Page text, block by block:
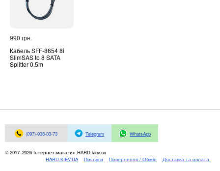
990 грн.
Кабель SFF-8654 8i
SlimSAS to 8 SATA
Splitter 0.5m
(097)-938-03-73 Telegram WhatsApp
© 2017–2026 Інтернет-магазин HARD.kiev.ua
HARD.KIEV.UA
Послуги Повернення / Обмін Доставка та оплата